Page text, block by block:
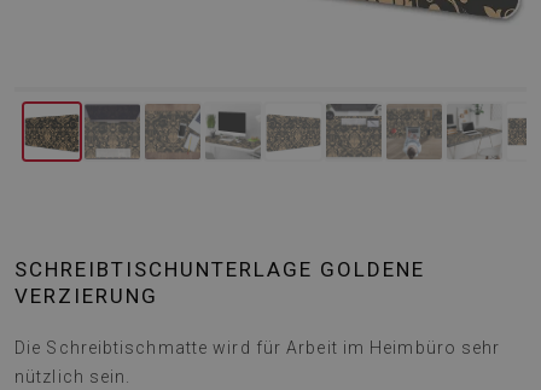
SCHREIBTISCHUNTERLAGE GOLDENE
VERZIERUNG
Die Schreibtischmatte wird für Arbeit im Heimbüro sehr
nützlich sein.